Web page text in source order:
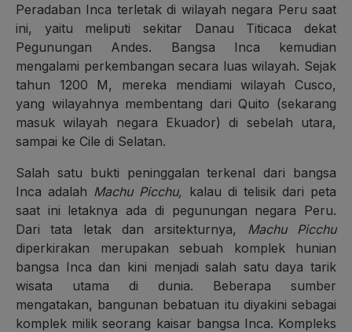
Peradaban Inca terletak di wilayah negara Peru saat
ini, yaitu meliputi sekitar Danau Titicaca dekat
Pegunungan Andes. Bangsa Inca kemudian
mengalami perkembangan secara luas wilayah. Sejak
tahun 1200 M, mereka mendiami wilayah Cusco,
yang wilayahnya membentang dari Quito (sekarang
masuk wilayah negara Ekuador) di sebelah utara,
sampai ke Cile di Selatan.
Salah satu bukti peninggalan terkenal dari bangsa
Inca adalah Machu Picchu, kalau di telisik dari peta
saat ini letaknya ada di pegunungan negara Peru.
Dari tata letak dan arsitekturnya, Machu Picchu
diperkirakan merupakan sebuah komplek hunian
bangsa Inca dan kini menjadi salah satu daya tarik
wisata utama di dunia. Beberapa sumber
mengatakan, bangunan bebatuan itu diyakini sebagai
komplek milik seorang kaisar bangsa Inca. Kompleks